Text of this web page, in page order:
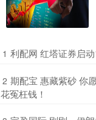
1 利配网 红塔证券启
2 期配宝 惠藏紫砂 你
花冤枉钱！